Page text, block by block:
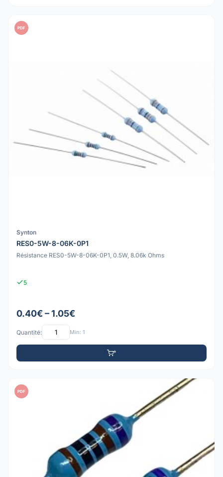
PDF
Synton
RES0-5W-8-06K-0P1
Résistance RES0-5W-8-06K-0P1, 0.5W, 8.06k Ohms
5
0.40€ – 1.05€
Quantité: Min: 1
PDF